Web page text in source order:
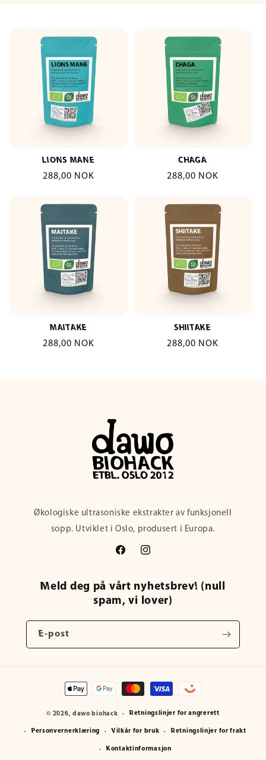
LIONS MANE
Vanlig
288,00 NOK
CHAGA
Vanlig
288,00 NOK
MAITAKE
Vanlig
288,00 NOK
SHIITAKE
Vanlig
288,00 NOK
Økologiske ultrasoniske ekstrakter av funksjonell
sopp. Utviklet i Oslo, produsert i Europa.
FacebookInstagram
Meld deg på vårt nyhetsbrev! (null
spam, vi lover)
E-post
Betalingsmåter
© 2026, dawo biohack Retningslinjer for angrerett
Personvernerklæring Vilkår for bruk Retningslinjer for frakt
Kontaktinformasjon